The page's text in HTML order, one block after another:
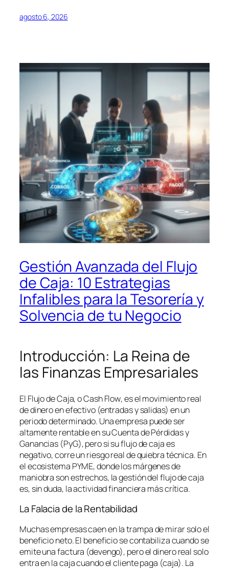
agosto 6, 2026
Gestión Avanzada del Flujo
de Caja: 10 Estrategias
Infalibles para la Tesorería y
Solvencia de tu Negocio
Introducción: La Reina de
las Finanzas Empresariales
El Flujo de Caja, oCash Flow, es el movimiento real
de dinero en efectivo (entradas y salidas) en un
periodo determinado. Una empresa puede ser
altamente rentable en su Cuenta de Pérdidas y
Ganancias (PyG), pero si su flujo de caja es
negativo, corre un riesgo real de quiebra técnica. En
el ecosistema PYME, donde los márgenes de
maniobra son estrechos, la gestión del flujo de caja
es, sin duda, la actividad financiera más crítica.
La Falacia de la Rentabilidad
Muchas empresas caen en la trampa de mirar solo el
beneficio neto. El beneficio se contabiliza cuando se
emite una factura (devengo), pero el dinero real solo
entra en la caja cuando el cliente paga (caja). La